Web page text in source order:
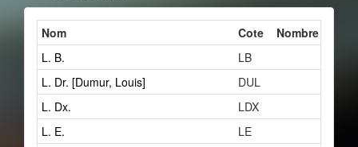
Nom Cote
Nombre de
L. B.
LB
L. Dr. [Dumur, Louis]
DUL
L. Dx.
LDX
L. E.
LE